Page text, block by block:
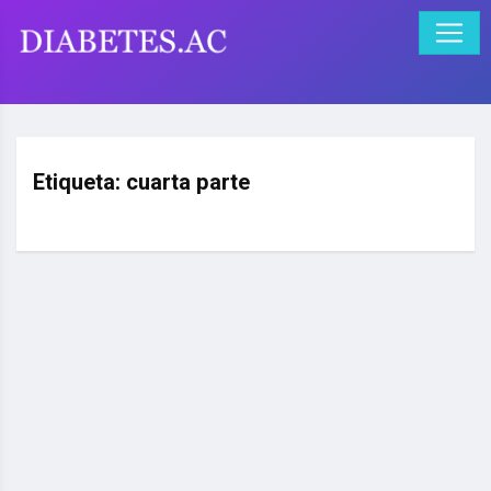
Etiqueta: cuarta parte